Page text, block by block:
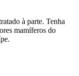
à parte. Tenha
mamíferos do